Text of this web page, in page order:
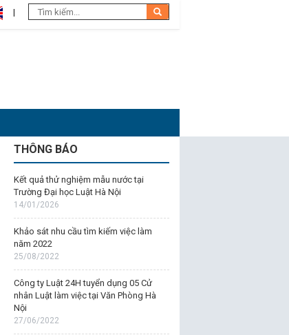
THÔNG BÁO
Kết quả thử nghiệm mẫu nước tại
Trường Đại học Luật Hà Nội
14/01/2026
Khảo sát nhu cầu tìm kiếm việc làm
năm 2022
25/08/2022
Công ty Luật 24H tuyển dụng 05 Cử
nhân Luật làm việc tại Văn Phòng Hà
Nội
27/06/2022